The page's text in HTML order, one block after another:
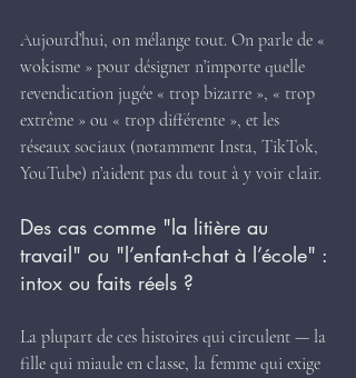
Aujourd’hui, on mélange tout. On parle de «
wokisme » pour désigner n’importe quelle
revendication jugée « trop bizarre », « trop
extrême » ou « trop différente », et les
réseaux sociaux (notamment Insta, TikTok,
YouTube) n’aident pas du tout à y voir clair.
Des cas comme "la litière au
travail" ou "l’enfant-chat à l’école" :
intox ou faits réels ?
La plupart de ces histoires qui circulent — la
fille qui miaule en classe, la femme qui exige